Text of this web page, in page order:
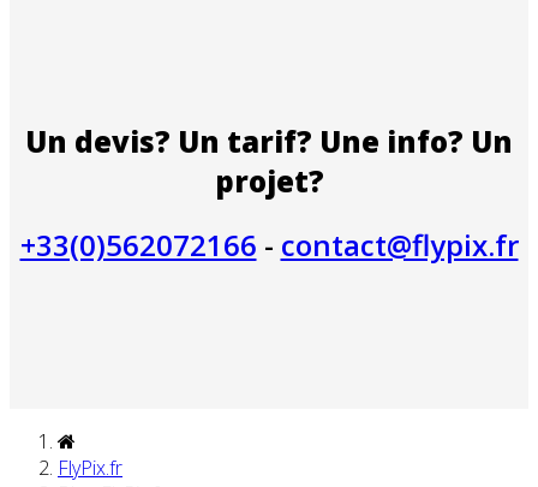
Un devis? Un tarif? Une info? Un
projet?
+33(0)562072166 - contact@flypix.fr
FlyPix.fr